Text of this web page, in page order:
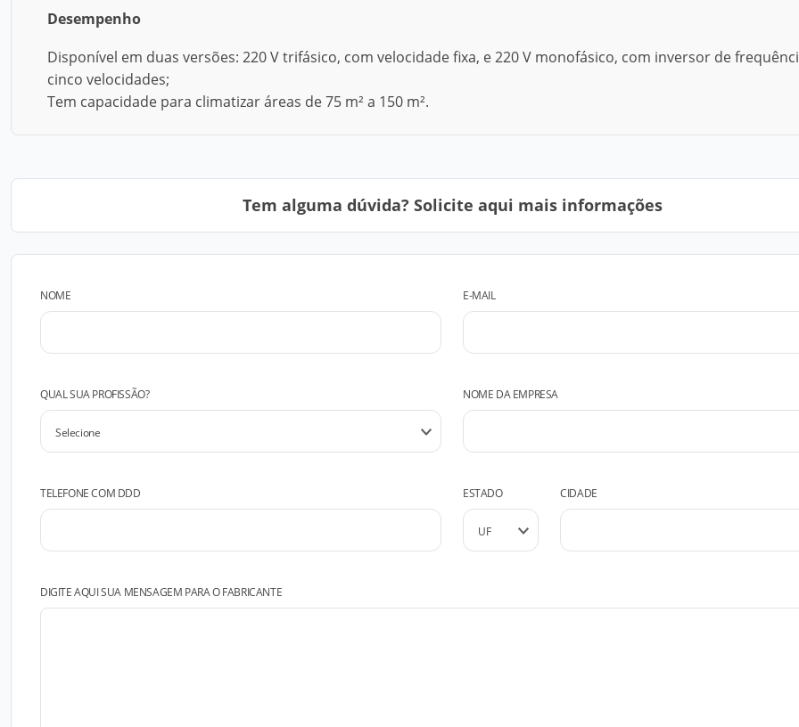
Desempenho
Disponível em duas versões: 220 V trifásico, com velocidade fixa, e 220 V monofásico, com inversor de
cinco velocidades;
Tem capacidade para climatizar áreas de 75 m² a 150 m².
Tem alguma dúvida? Solicite aqui mais informações
NOME E-MAIL
QUAL SUA PROFISSÃO? NOME DA EMPRESA
TELEFONE COM DDD ESTADO CIDADE
DIGITE AQUI SUA MENSAGEM PARA O FABRICANTE